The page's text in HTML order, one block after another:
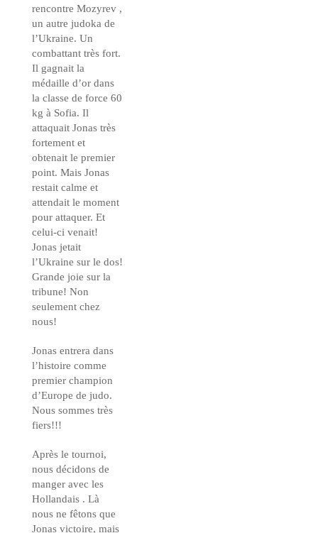
rencontre Mozyrev ,
un autre judoka de
l’Ukraine. Un
combattant très fort.
Il gagnait la
médaille d’or dans
la classe de force 60
kg à Sofia. Il
attaquait Jonas très
fortement et
obtenait le premier
point. Mais Jonas
restait calme et
attendait le moment
pour attaquer. Et
celui-ci venait!
Jonas jetait
l’Ukraine sur le dos!
Grande joie sur la
tribune! Non
seulement chez
nous!
Jonas entrera dans
l’histoire comme
premier champion
d’Europe de judo.
Nous sommes très
fiers!!!
Après le tournoi,
nous décidons de
manger avec les
Hollandais . Là
nous ne fêtons que
Jonas victoire, mais